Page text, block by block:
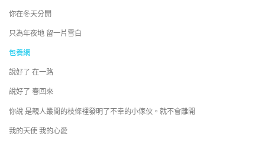
你在冬天分開
只為年夜地 留一片雪白
包養網
說好了 在一路
說好了 春回來
你說 是親人叢間的枝條裡發明了不幸的小傢伙。就不會離開
我的天使 我的心愛